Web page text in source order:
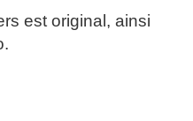
est original, ainsi